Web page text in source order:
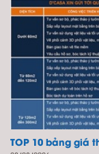
TOP 10 bảng giá